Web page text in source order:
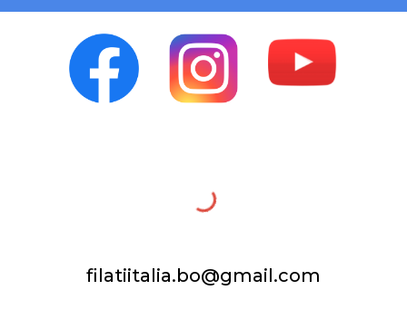
filatiitalia.bo@gmail.com